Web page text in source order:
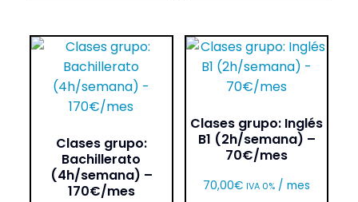
Clases grupo:
Bachillerato
(4h/semana) –
170€/mes
Clases grupo: Inglés
B1 (2h/semana) –
70€/mes
70,00€ IVA 0% / mes